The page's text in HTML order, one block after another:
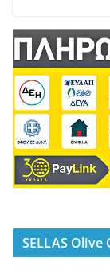
SELLAS Olive